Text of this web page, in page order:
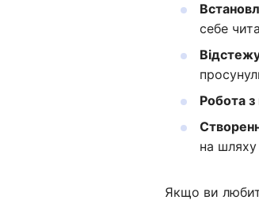
себе
Робота
на шляху
Якщо ви